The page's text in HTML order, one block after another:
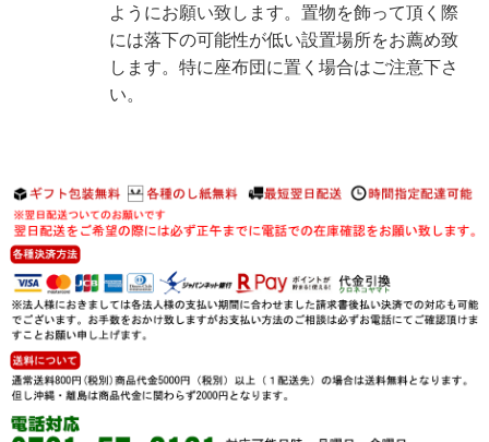
ようにお願い致します。置物を飾って頂く際
には落下の可能性が低い設置場所をお薦め致
します。特に座布団に置く場合はご注意下さ
い。